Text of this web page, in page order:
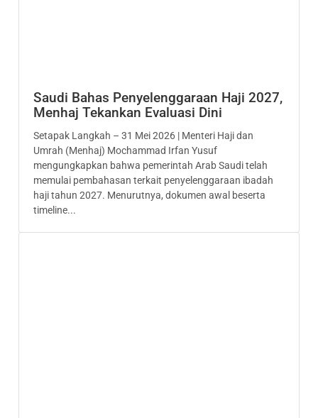
Saudi Bahas Penyelenggaraan Haji 2027,
Menhaj Tekankan Evaluasi Dini
Setapak Langkah – 31 Mei 2026 | Menteri Haji dan
Umrah (Menhaj) Mochammad Irfan Yusuf
mengungkapkan bahwa pemerintah Arab Saudi telah
memulai pembahasan terkait penyelenggaraan ibadah
haji tahun 2027. Menurutnya, dokumen awal beserta
timeline...